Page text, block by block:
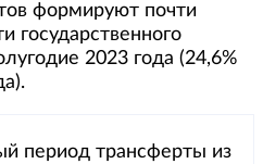
формируют почти
государственного
2023 года (24,6%
период трансферты из